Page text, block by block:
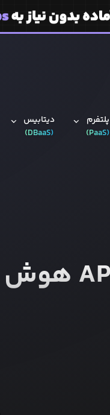
دیتابیس‌
(
DBaaS
)
پلتفرم
(
PaaS
)